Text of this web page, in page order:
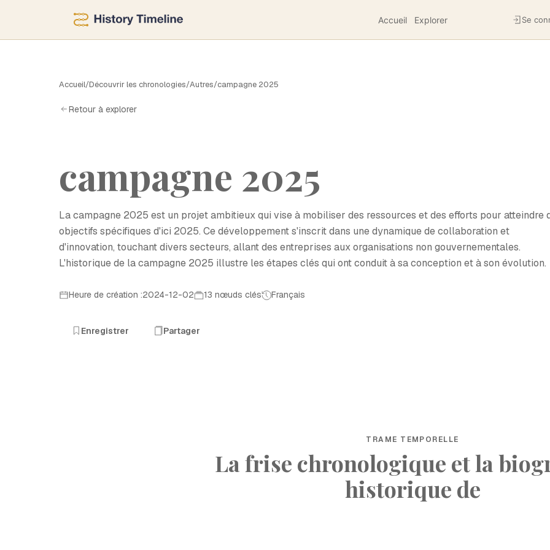
Accueil Explorer Se
Accueil/Découvrir les chronologies/Autres/campagne 2025
Retour à explorer
campagne 2025
La campagne 2025 est un projet ambitieux qui vise à mobiliser des ressources et des efforts pour atteindre
objectifs spécifiques d'ici 2025. Ce développement s'inscrit dans une dynamique de collaboration et
d'innovation, touchant divers secteurs, allant des entreprises aux organisations non gouvernementales.
L'historique de la campagne 2025 illustre les étapes clés qui ont conduit à sa conception et à son évolution.
Heure de création :2024-12-02 13 nœuds clés Français
Enregistrer Partager
TRAME TEMPORELLE
La frise chronologique et la
historique de